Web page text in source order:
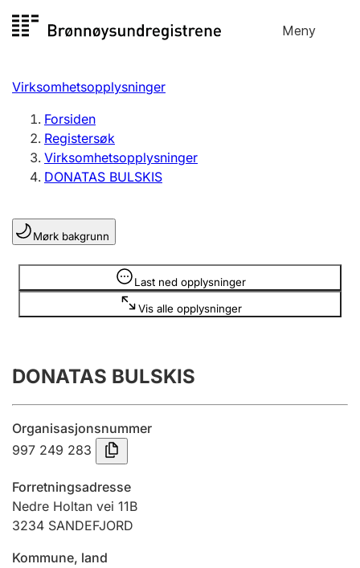
til
Meny
Registersøk
Aksjeselskap
Enkeltpersonforetak
Registrere, endre, slette
Lag og forening
Registrere, endre, slette
Årsregnskap
Innsending og forsinkelsesgebyr
Jeger
Virksomhetsopplysninger
Forsiden
Registersøk
Virksomhetsopplysninger
DONATAS BULSKIS
Mørk bakgrunn
Last ned opplysninger
Vis alle opplysninger
Opplysninger er skjult
DONATAS BULSKIS
Organisasjonsnummer
997 249 283
Forretningsadresse
Nedre Holtan vei 11B
3234 SANDEFJORD
Kommune, land